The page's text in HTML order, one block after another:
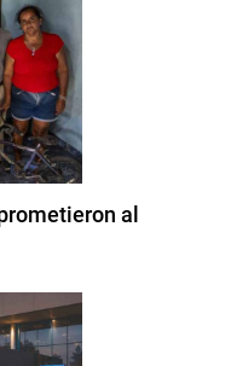
al